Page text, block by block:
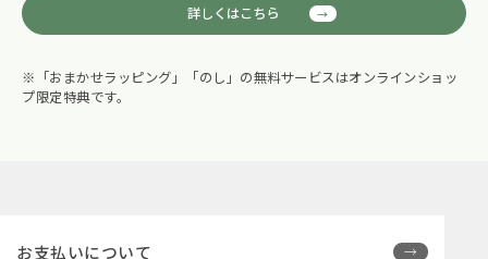
詳しくはこちら
※「おまかせラッピング」「のし」の無料サービスはオンラインショッ
プ限定特典です。
お支払いについて